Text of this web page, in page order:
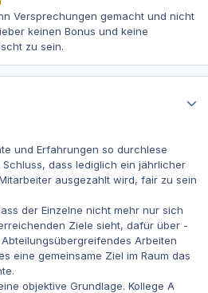
Versprechungen gemacht und nicht
keinen Bonus und keine
zu sein.
und Erfahrungen so durchlese
dass lediglich ein jährlicher
ausgezahlt wird, fair zu sein
der Einzelne nicht mehr nur sich
Ziele sieht, dafür über -
Arbeiten
eine gemeinsame Ziel im Raum das
objektive Grundlage. Kollege A